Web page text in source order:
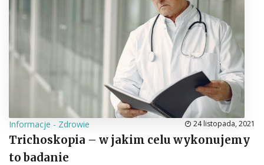
Informacje - Zdrowie 24 listopada, 2021
Trichoskopia – w jakim celu wykonujemy
to badanie